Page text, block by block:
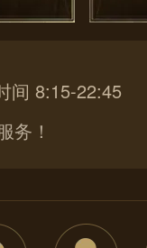
间 8:15-22:45
务！